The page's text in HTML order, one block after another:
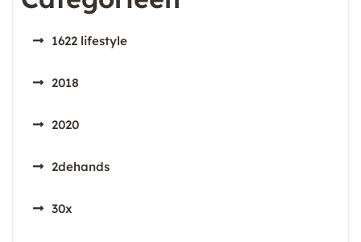
1622 lifestyle
2018
2020
2dehands
30x